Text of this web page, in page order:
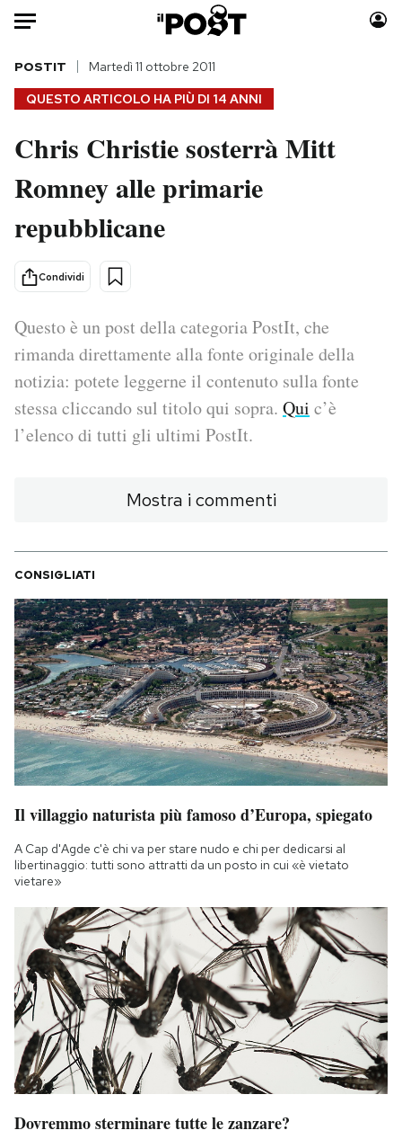
Auto
HOME
Italia
Politica
Tecnologia
Scienza
Economia
Sport
Moda
Consumismi
Altrecose
Mondiali calcio 2026
PODCAST
NEWSLETTER
I MIEI PREFERITI
SHOP
CALENDARIO
AREA PERSONALE
Area Personale
Notifiche mobile
Regala il Post
Hai bisogno di aiuto?
Esci
QUESTO ARTICOLO HA PIÙ DI 14 ANNI
POSTIT Martedì 11 ottobre 2011
Chris Christie sosterrà Mitt
Romney alle primarie
repubblicane
Condividi
Questo è un post della categoria PostIt, che
rimanda direttamente alla fonte originale della
notizia: potete leggerne il contenuto sulla fonte
stessa cliccando sul titolo qui sopra. Qui c’è
l’elenco di tutti gli ultimi PostIt.
Mostra i commenti
CONSIGLIATI
Il villaggio naturista più famoso d’Europa, spiegato
A Cap d'Agde c'è chi va per stare nudo e chi per dedicarsi al
libertinaggio: tutti sono attratti da un posto in cui «è vietato
vietare»
Dovremmo sterminare tutte le zanzare?